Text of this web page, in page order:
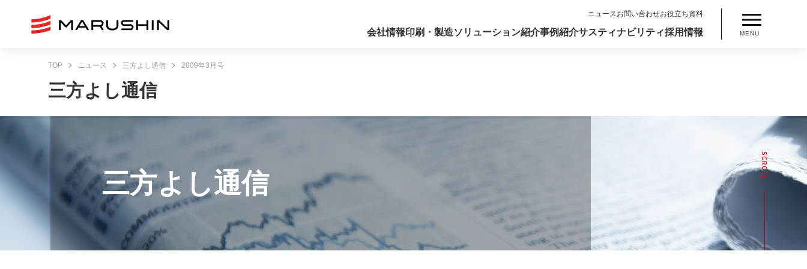
ニュースお問い合わせお役立ち資料
会社情報印刷・製造ソリューション紹介事例紹介サスティナビリティ採用情報 MENU
TOP ニュース 三方よし通信 2009年3月号
三方よし通信
三方よし通信